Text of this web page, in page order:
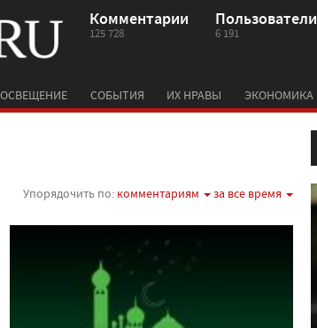
Комментарии
125 728
Пользователи
6 191
СОБЫТИЯ ИХ НРАВЫ ЭКОНОМИКА
Упорядочить по: комментариям за все время